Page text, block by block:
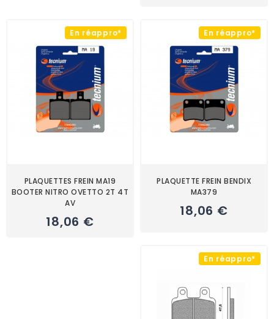
En réappro*
PLAQUETTES FREIN MA19
BOOTER NITRO OVETTO 2T 4T
AV
18,06 €
En réappro*
PLAQUETTE FREIN BENDIX
MA379
18,06 €
En réappro*